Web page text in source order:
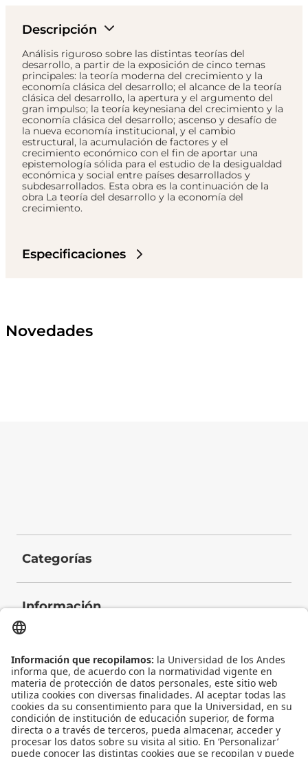
Descripción
Análisis riguroso sobre las distintas teorías del
desarrollo, a partir de la exposición de cinco temas
principales: la teoría moderna del crecimiento y la
economía clásica del desarrollo; el alcance de la teoría
clásica del desarrollo, la apertura y el argumento del
gran impulso; la teoría keynesiana del crecimiento y la
economía clásica del desarrollo; ascenso y desafío de
la nueva economía institucional, y el cambio
estructural, la acumulación de factores y el
crecimiento económico con el fin de aportar una
epistemología sólida para el estudio de la desigualdad
económica y social entre países desarrollados y
subdesarrollados. Esta obra es la continuación de la
obra La teoría del desarrollo y la economía del
crecimiento.
Especificaciones
Novedades
Categorías
Información
Contacto